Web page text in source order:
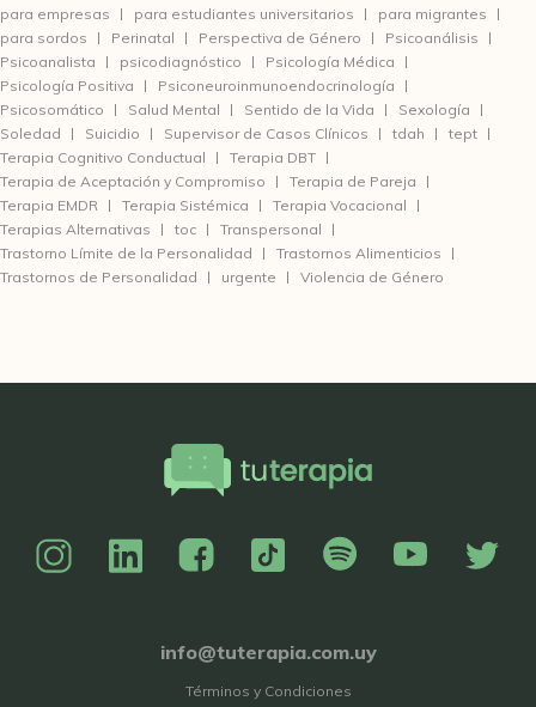
para empresas
para estudiantes universitarios
para migrantes
para sordos
Perinatal Perspectiva de Género
Psicoanálisis
Psicoanalista
psicodiagnóstico
Psicología Médica
Psicología Positiva
Psiconeuroinmunoendocrinología
Psicosomático
Salud Mental Sentido de la Vida
Sexología
Soledad
Suicidio Supervisor de Casos Clínicos tdah
tept
Terapia Cognitivo Conductual
Terapia DBT
Terapia de Aceptación y Compromiso
Terapia de Pareja
Terapia EMDR
Terapia Sistémica
Terapia Vocacional
Terapias Alternativas
toc
Transpersonal
Trastorno Límite de la Personalidad
Trastornos Alimenticios
Trastornos de Personalidad
urgente Violencia de Género
info@tuterapia.com.uy
Términos y Condiciones